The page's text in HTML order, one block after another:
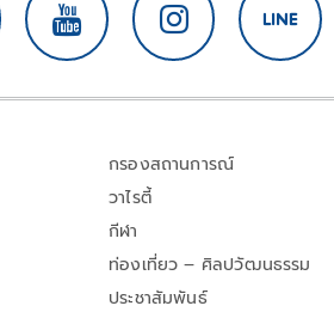
กรองสถานการณ์
วาไรตี้
กีฬา
ท่องเที่ยว – ศิลปวัฒนธรรม
ประชาสัมพันธ์